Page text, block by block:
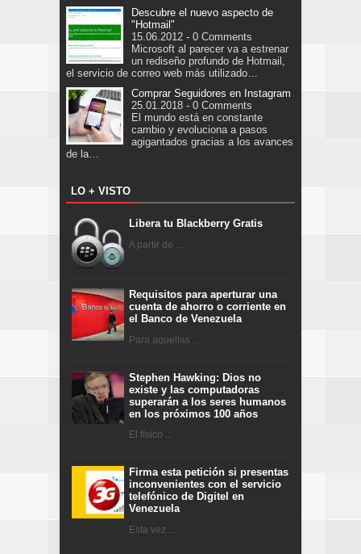
Descubre el nuevo aspecto de
"Hotmail"
15.06.2012 - 0 Comments
Microsoft al parecer va a estrenar
un rediseño profundo de Hotmail,
el servicio de correo web más utilizado…
Comprar Seguidores en Instagram
25.01.2018 - 0 Comments
El mundo está en constante
cambio y evoluciona a pasos
agigantados gracias a los avances
de la…
LO + VISTO
Libera tu Blackberry Gratis
A partir de ...
Requisitos para aperturar una
cuenta de ahorro o corriente en
el Banco de Venezuela
Para aquellas ...
Stephen Hawking: Dios no
existe y las computadoras
superarán a los seres humanos
en los próximos 100 años
El físico ...
Firma esta petición si presentas
inconvenientes con el servicio
telefónico de Digitel en
Venezuela
Esta vez ...